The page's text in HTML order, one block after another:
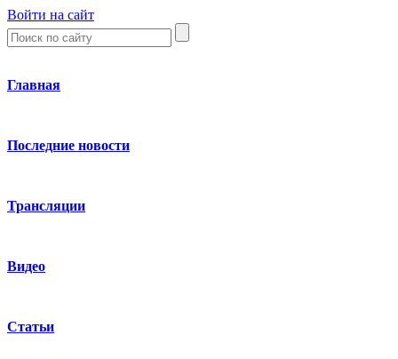
Войти на сайт
Главная
Последние новости
Трансляции
Видео
Статьи